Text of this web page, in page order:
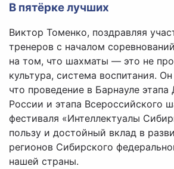
В пятёрке лучших
Виктор Томенко, поздравляя
тренеров с началом
на том, что шахматы — это не
культура, система воспитания.
что проведение в Барнауле этапа
России и этапа Всероссийского
фестиваля «Интеллектуалы
пользу и достойный вклад в
регионов Сибирского
нашей страны.